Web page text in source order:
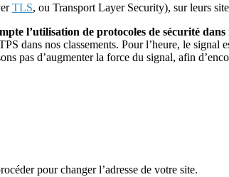
TLS, ou Transport Layer Security), sur leurs
l’utilisation de protocoles de sécurité
dans nos classements. Pour l’heure, le signal
pas d’augmenter la force du signal, afin
pour changer l’adresse de votre site.